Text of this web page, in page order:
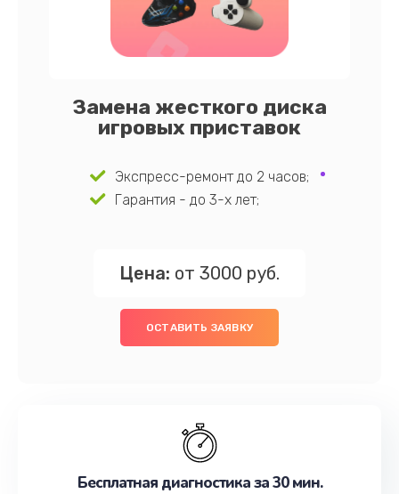
Замена жесткого диска
игровых приставок
Экспресс-ремонт до 2 часов;
Гарантия - до 3-х лет;
Цена: от 3000 руб.
ОСТАВИТЬ ЗАЯВКУ
Бесплатная диагностика за 30 мин.